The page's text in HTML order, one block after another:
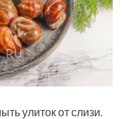
улиток от слизи.